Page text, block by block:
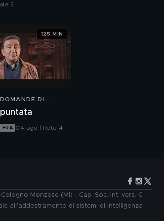
5
DI
04 ago | Rete 4
125 MIN
Monzese (MI) - Cap. Soc. int. vers. €
all'addestramento di sistemi di intelligenza